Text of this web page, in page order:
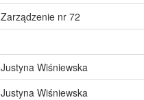
Zarządzenie nr 72
Justyna Wiśniewska
Justyna Wiśniewska